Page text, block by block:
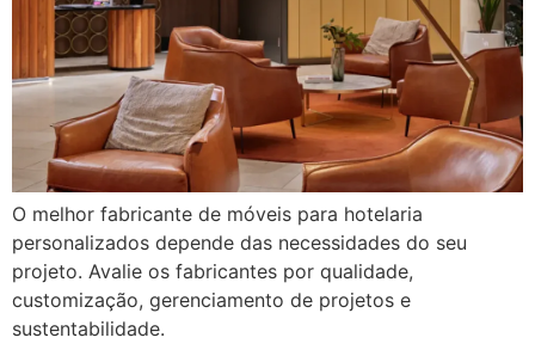
O melhor fabricante de móveis para hotelaria
personalizados depende das necessidades do seu
projeto. Avalie os fabricantes por qualidade,
customização, gerenciamento de projetos e
sustentabilidade.